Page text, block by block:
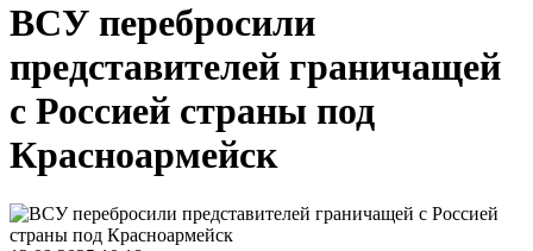
ВСУ перебросили
представителей граничащей
с Россией страны под
Красноармейск